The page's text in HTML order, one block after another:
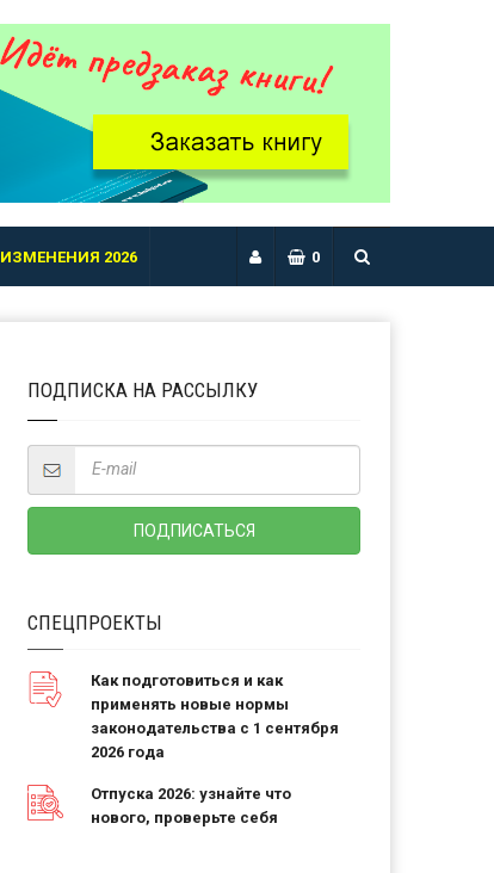
ИЗМЕНЕНИЯ 2026 0
ПОДПИСКА НА РАССЫЛКУ
СПЕЦПРОЕКТЫ
Как подготовиться и как
применять новые нормы
законодательства с 1 сентября
2026 года
Отпуска 2026: узнайте что
нового, проверьте себя